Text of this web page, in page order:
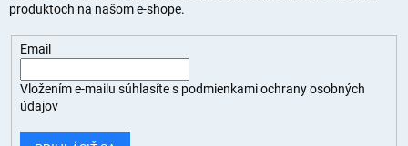
produktoch na našom e-shope.
Email
Vložením e-mailu súhlasíte s podmienkami ochrany osobných
údajov